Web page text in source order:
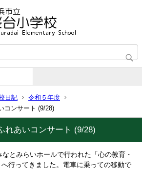
日記
令和５年度
コンサート (9/28)
あいコンサート (9/28)
とみらいホールで行われた「心の教育・
行ってきました。電車に乗っての移動で